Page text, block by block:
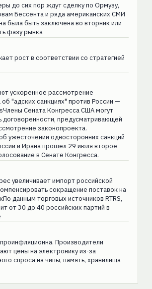
до сих пор ждут сделку по Ормузу,
Бессента и ряда американских СМИ
была быть заключена во вторник или
фазу рынка
рост в соответствии со стратегией
ускоренное рассмотрение
"адских санкциях" против России —
Сената Конгресса США могут
договоренности, предусматривающей
законопроекта.
ужесточении односторонних санкций
и Ирана прошел 29 июля второе
в Сенате Конгресса.
увеличивает импорт российской
сокращение поставок на
данным торговых источников RTRS,
от 30 до 40 российских партий в
Производители
цены на электронику из-за
спроса на чипы, память, хранилища —